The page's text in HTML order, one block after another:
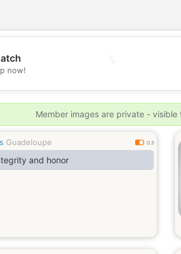
now!
Member images are private -
Guadeloupe 0.3
and honor